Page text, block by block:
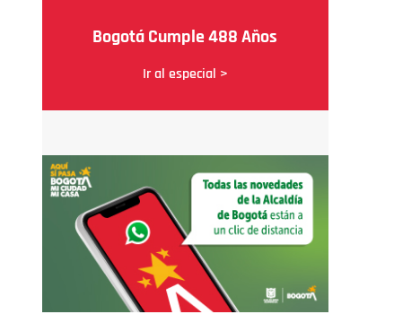
Bogotá Cumple 488 Años
Ir al especial >